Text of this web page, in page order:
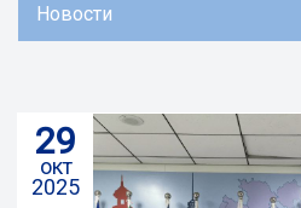
Новости
29
окт
2025